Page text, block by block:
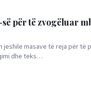
për të zvogëluar
jeshile masave të reja për të
dhe teks…